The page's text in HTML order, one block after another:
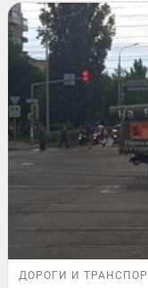
ДОРОГИ И